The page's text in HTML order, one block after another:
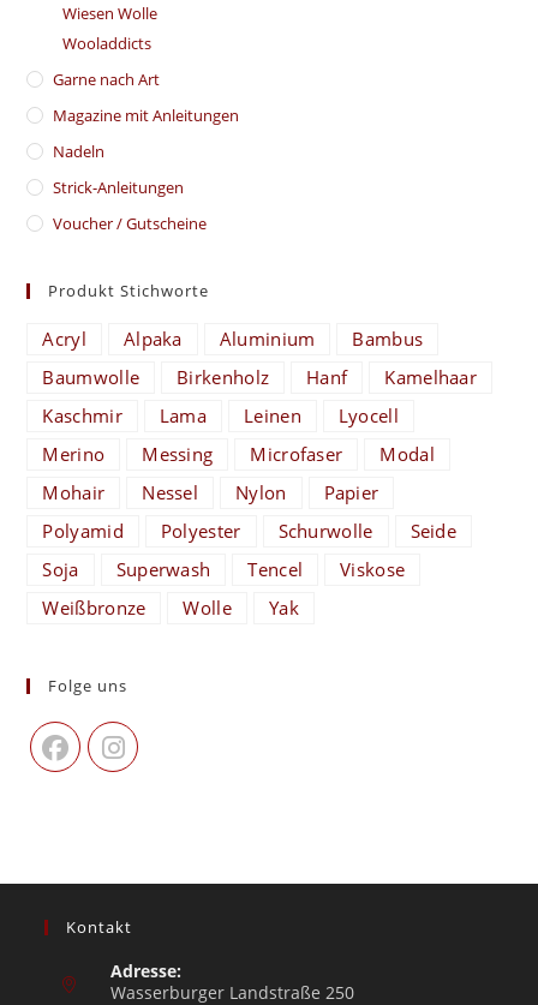
Wiesen Wolle
Wooladdicts
Garne nach Art
Magazine mit Anleitungen
Nadeln
Strick-Anleitungen
Voucher / Gutscheine
Produkt Stichworte
Acryl Alpaka Aluminium
Bambus
Baumwolle
Birkenholz Hanf
Kamelhaar
Kaschmir
Lama Leinen
Lyocell
Merino
Messing Microfaser
Modal
Mohair
Nessel Nylon
Papier
Polyamid
Polyester Schurwolle
Seide
Soja
Superwash Tencel
Viskose
Weißbronze
Wolle Yak
Folge uns
Kontakt
Adresse:
Wasserburger Landstraße 250